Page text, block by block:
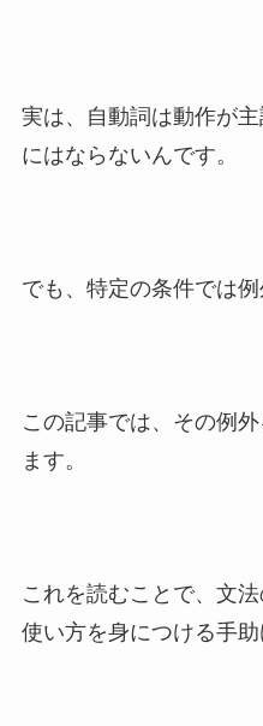
実は、自動詞は動作が
にはならないんです。
でも、特定の条件では例
この記事では、その例
ます。
これを読むことで、文
使い方を身につける手助